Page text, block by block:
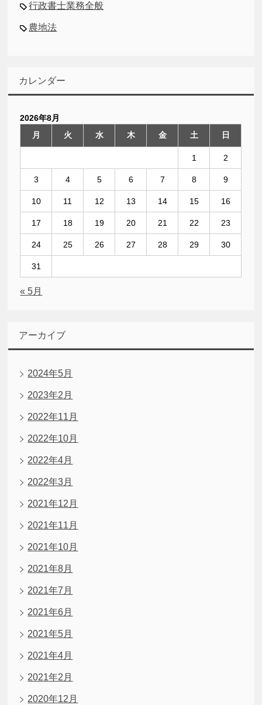
行政書士業務全般
農地法
カレンダー
2026年8月
月
火 水 木 金 土 日
1 2
3 4 5 6 7 8 9
10 11 12 13 14 15 16
17 18 19 20 21 22 23
24 25 26 27 28 29 30
31
« 5月
アーカイブ
2024年5月
2023年2月
2022年11月
2022年10月
2022年4月
2022年3月
2021年12月
2021年11月
2021年10月
2021年8月
2021年7月
2021年6月
2021年5月
2021年4月
2021年2月
2020年12月